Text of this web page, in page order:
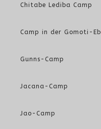
Chitabe Lediba Camp
Camp in der Gomoti-
Gunns-Camp
Jacana-Camp
Jao-Camp